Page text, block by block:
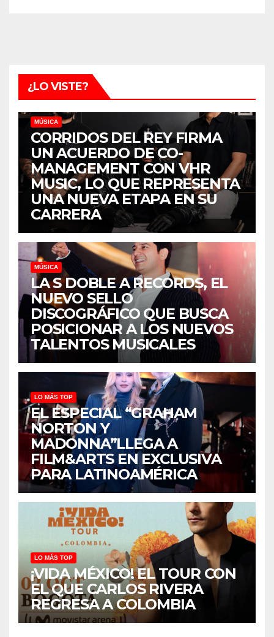
¿LO VISTE?
MÚSICA
CORRIDOS DEL REY FIRMA
UN ACUERDO DE CO-
MANAGEMENT CON VHR
MUSIC, LO QUE REPRESENTA
UNA NUEVA ETAPA EN SU
CARRERA
MÚSICA
LA S DOBLE A RECORDS, EL
NUEVO SELLO
DISCOGRÁFICO QUE BUSCA
POSICIONAR A LOS NUEVOS
TALENTOS MUSICALES
LO MÁS TOP
EL ESPECIAL “GRAHAM
NORTON Y
MADONNA”LLEGA A
FILM&ARTS EN EXCLUSIVA
PARA LATINOAMÉRICA
LO MÁS TOP
¡VIDA MÉXICO! EL TOUR CON
EL QUE CARLOS RIVERA
REGRESA A COLOMBIA